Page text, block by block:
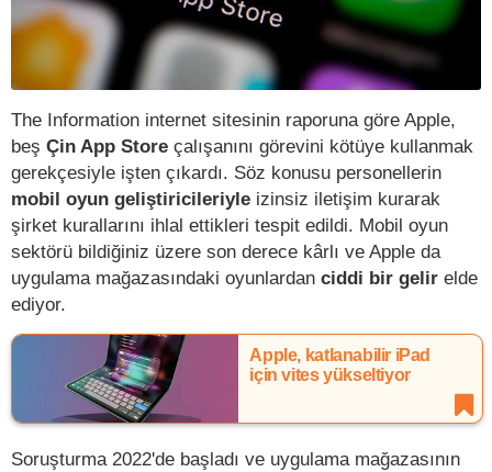
The Information internet sitesinin raporuna göre Apple,
beş Çin App Store çalışanını görevini kötüye kullanmak
gerekçesiyle işten çıkardı. Söz konusu personellerin
mobil oyun geliştiricileriyle izinsiz iletişim kurarak
şirket kurallarını ihlal ettikleri tespit edildi. Mobil oyun
sektörü bildiğiniz üzere son derece kârlı ve Apple da
uygulama mağazasındaki oyunlardan ciddi bir gelir elde
ediyor.
Apple, katlanabilir iPad
için vites yükseltiyor
Soruşturma 2022'de başladı ve uygulama mağazasının